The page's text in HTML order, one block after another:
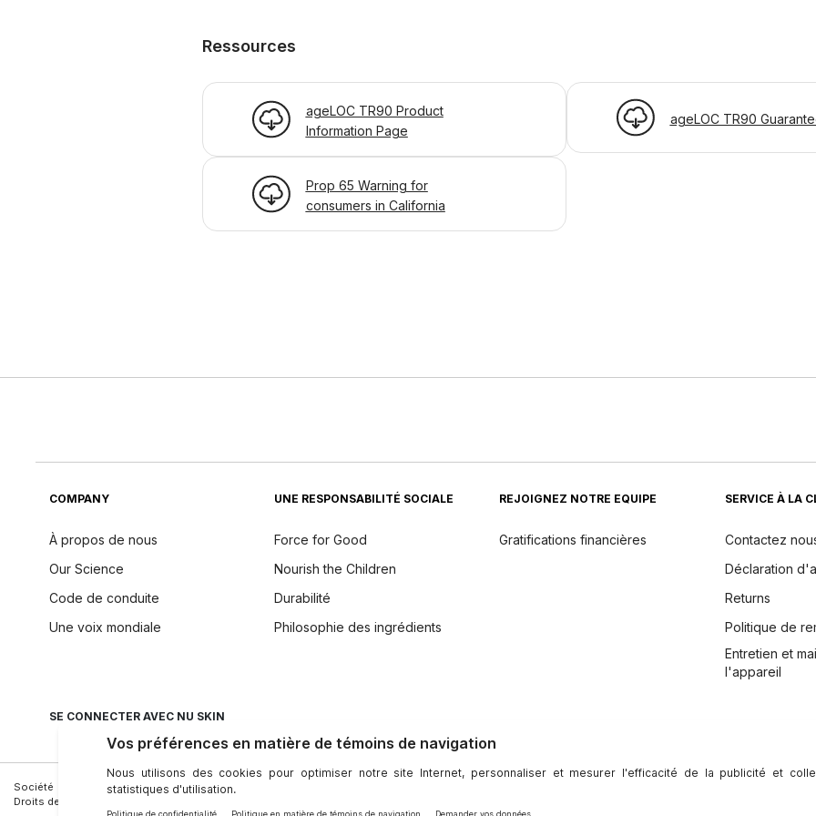
Ressources
ageLOC TR90 Product
Information Page
ageLOC TR90
Prop 65 Warning for
consumers in California
COMPANY
À propos de nous
Our Science
Code de conduite
Une voix mondiale
UNE RESPONSABILITÉ SOCIALE
Force for Good
Nourish the Children
Durabilité
Philosophie des ingrédients
REJOIGNEZ NOTRE EQUIPE
Gratifications financières
SERVICE À LA
Contactez
Déclaration
Returns
Politique de
Entretien et
l'appareil
SE CONNECTER AVEC NU SKIN
Société Juridique | Conditions D’utilisation
Droits des personnes concernées